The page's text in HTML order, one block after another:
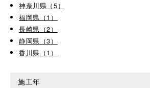
神奈川県（5）
福岡県（1）
長崎県（2）
静岡県（3）
香川県（1）
施工年